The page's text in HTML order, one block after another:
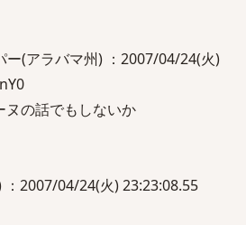
ー(アラバマ州) ：2007/04/24(火)
ヌの話でもしないか
：2007/04/24(火) 23:23:08.55